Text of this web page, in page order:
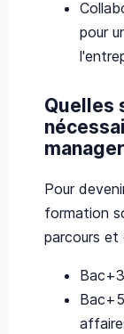
pour
Quelles
Pour
formation
parcours et